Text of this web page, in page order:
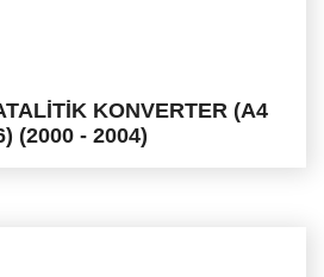
KONVERTER (A4
(2000 - 2004)